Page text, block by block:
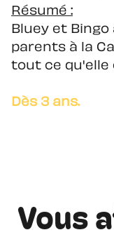
Résumé :
Bluey et
parents à la
tout ce qu'elle
Dès 3 ans.
Vous